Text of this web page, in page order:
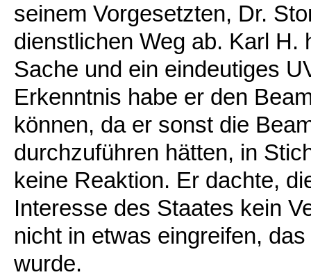
seinem Vorgesetzten, Dr.
dienstlichen Weg ab. Karl H.
Sache und ein eindeutiges
Erkenntnis habe er den
können, da er sonst die
durchzuführen hätten, in
keine Reaktion. Er dachte,
Interesse des Staates kein
nicht in etwas eingreifen,
wurde.